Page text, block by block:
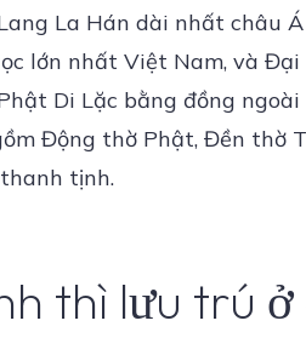
La Hán dài nhất châu
lớn nhất Việt Nam, và
Di Lặc bằng đồng
Động thờ Phật, Đền thờ
tịnh.
thì lưu trú ở